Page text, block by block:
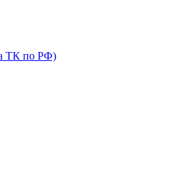
ТК по РФ)